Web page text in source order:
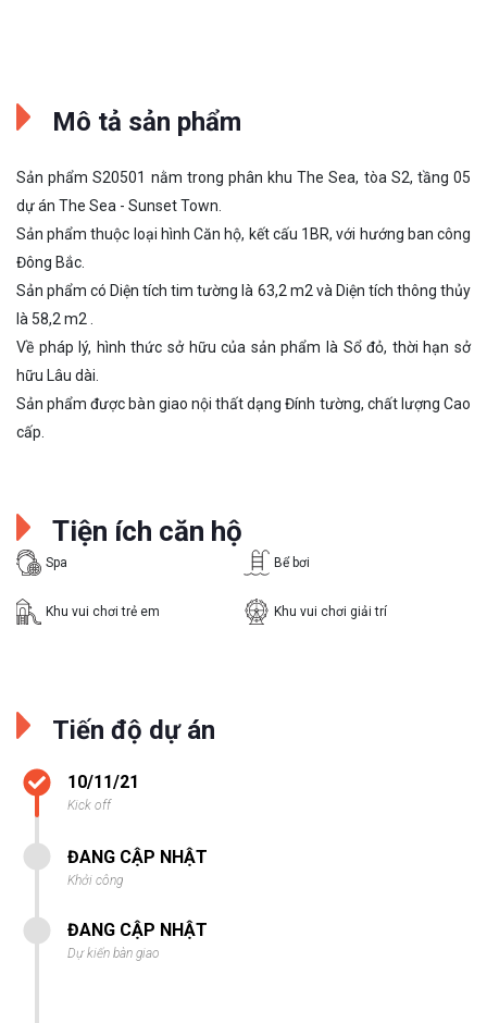
Mô tả sản phẩm
Sản phẩm S20501 nằm trong phân khu The Sea, tòa S2, tầng 05
dự án The Sea - Sunset Town.
Sản phẩm thuộc loại hình Căn hộ, kết cấu 1BR, với hướng ban công
Đông Bắc.
Sản phẩm có Diện tích tim tường là 63,2 m2 và Diện tích thông thủy
là 58,2 m2 .
Về pháp lý, hình thức sở hữu của sản phẩm là Sổ đỏ, thời hạn sở
hữu Lâu dài.
Sản phẩm được bàn giao nội thất dạng Đính tường, chất lượng Cao
cấp.
Tiện ích căn hộ
Spa Bể bơi
Khu vui chơi trẻ em Khu vui chơi giải trí
Tiến độ dự án
10/11/21
Kick off
ĐANG CẬP NHẬT
Khởi công
ĐANG CẬP NHẬT
Dự kiến bàn giao